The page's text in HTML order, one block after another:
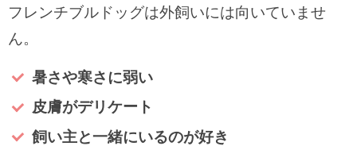
フレンチブルドッグは外飼いには向いていませ
ん。
暑さや寒さに弱い
皮膚がデリケート
飼い主と一緒にいるのが好き